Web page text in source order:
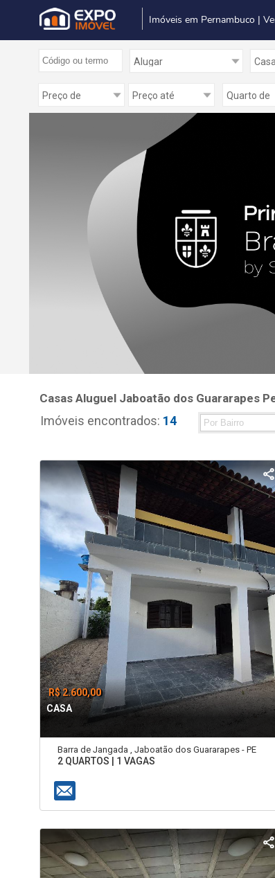
Imóveis em Pernambuco |
Casas Aluguel Jaboatão dos Guararapes
Imóveis encontrados: 14
R$ 2.600,00
CASA
Barra de Jangada , Jaboatão dos Guararapes - PE
2 QUARTOS | 1 VAGAS